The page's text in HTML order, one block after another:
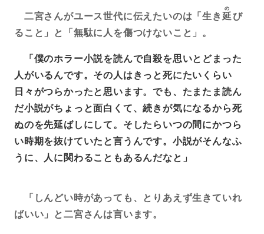
二宮さんがユース世代に伝えたいのは「生き延
の
び
ること」と「無駄に人を傷つけないこと」。
「僕のホラー小説を読んで自殺を思いとどまった
人がいるんです。その人はきっと死にたいくらい
日々がつらかったと思います。でも、たまたま読ん
だ小説がちょっと面白くて、続きが気になるから死
ぬのを先延ばしにして。そしたらいつの間にかつら
い時期を抜けていたと言うんです。小説がそんなふ
うに、人に関わることもあるんだなと」
「しんどい時があっても、とりあえず生きていれ
ばいい」と二宮さんは言います。